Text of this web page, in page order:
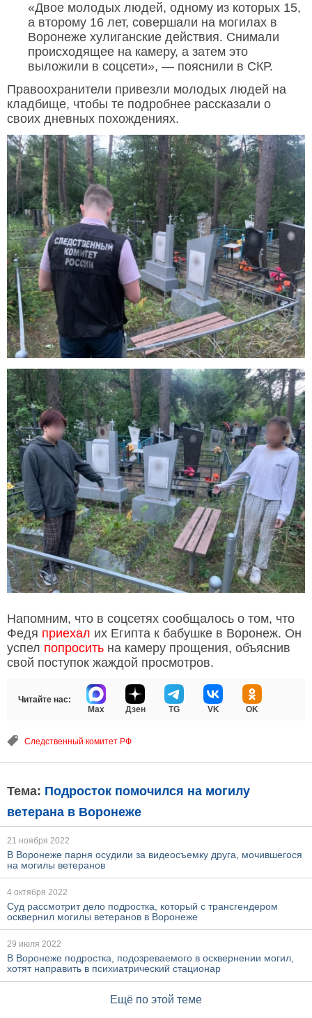
«Двое молодых людей, одному из которых 15,
а второму 16 лет, совершали на могилах в
Воронеже хулиганские действия. Снимали
происходящее на камеру, а затем это
выложили в соцсети», — пояснили в СКР.
Правоохранители привезли молодых людей на
кладбище, чтобы те подробнее рассказали о
своих дневных похождениях.
Напомним, что в соцсетях сообщалось о том, что
Федя приехал их Египта к бабушке в Воронеж. Он
успел попросить на камеру прощения, объяснив
свой поступок жаждой просмотров.
Читайте нас:
Max
Дзен TG VK OK
Следственный комитет РФ
Тема: Подросток помочился на могилу
ветерана в Воронеже
21 ноября 2022
В Воронеже парня осудили за видеосъемку друга, мочившегося
на могилы ветеранов
4 октября 2022
Суд рассмотрит дело подростка, который с трансгендером
осквернил могилы ветеранов в Воронеже
29 июля 2022
В Воронеже подростка, подозреваемого в осквернении могил,
хотят направить в психиатрический стационар
Ещё по этой теме